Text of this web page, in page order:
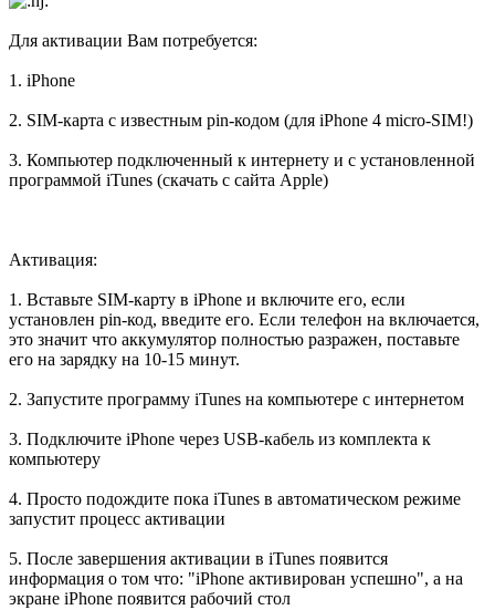
Для активации Вам потребуется:
1. iPhone
2. SIM-карта с известным pin-кодом (для iPhone 4 micro-SIM!)
3. Компьютер подключенный к интернету и с установленной
программой iTunes (скачать с сайта Apple)
Активация:
1. Вставьте SIM-карту в iPhone и включите его, если
установлен pin-код, введите его. Если телефон на включается,
это значит что аккумулятор полностью разражен, поставьте
его на зарядку на 10-15 минут.
2. Запустите программу iTunes на компьютере с интернетом
3. Подключите iPhone через USB-кабель из комплекта к
компьютеру
4. Просто подождите пока iTunes в автоматическом режиме
запустит процесс активации
5. После завершения активации в iTunes появится
информация о том что: "iPhone активирован успешно", а на
экране iPhone появится рабочий стол